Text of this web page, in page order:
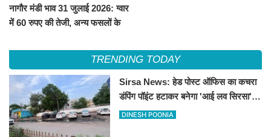
नागौर मंडी भाव 31 जुलाई 2026: ग्वार
में 60 रुपए की तेजी, अन्य फसलों के
TRENDING TODAY
Sirsa News: हेड पोस्ट ऑफिस का कचरा
डंपिंग पॉइंट हटाकर बनेगा 'आई लव सिरसा'
सेल्फी पॉइंट
DINESH POONIA